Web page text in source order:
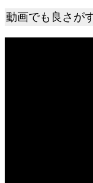
動画でも良さが